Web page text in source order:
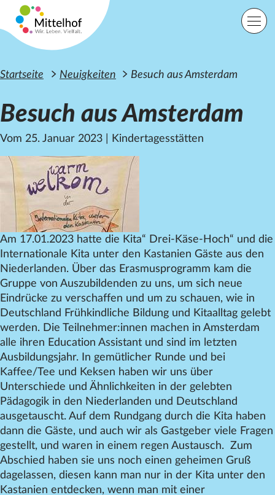
Zum Hauptinhalt der Seite springen
Lage Kontakt
Startseite
Angebote
Orte
Engagement
Über uns
Karriere
Spenden
Datenschutz
Impressum
Kontakt
Startseite Neuigkeiten Besuch aus Amsterdam
Besuch aus Amsterdam
Vom 25. Januar 2023 Kindertagesstätten
Am 17.01.2023 hatte die Kita“ Drei-Käse-Hoch“ und die
Internationale Kita unter den Kastanien Gäste aus den
Niederlanden. Über das Erasmusprogramm kam die
Gruppe von Auszubildenden zu uns, um sich neue
Eindrücke zu verschaffen und um zu schauen, wie in
Deutschland Frühkindliche Bildung und Kitaalltag gelebt
werden. Die Teilnehmer:innen machen in Amsterdam
alle ihren Education Assistant und sind im letzten
Ausbildungsjahr. In gemütlicher Runde und bei
Kaffee/Tee und Keksen haben wir uns über
Unterschiede und Ähnlichkeiten in der gelebten
Pädagogik in den Niederlanden und Deutschland
ausgetauscht. Auf dem Rundgang durch die Kita haben
dann die Gäste, und auch wir als Gastgeber viele Fragen
gestellt, und waren in einem regen Austausch. Zum
Abschied haben sie uns noch einen geheimen Gruß
dagelassen, diesen kann man nur in der Kita unter den
Kastanien entdecken, wenn man mit einer